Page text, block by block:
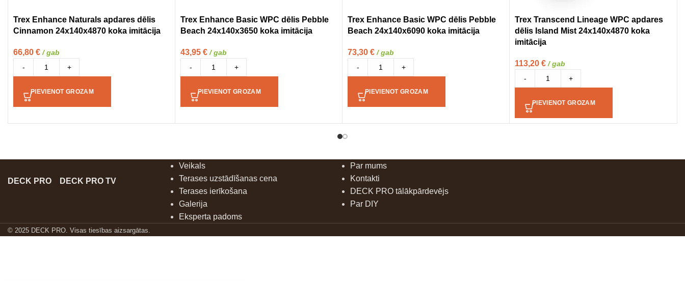
Trex Enhance Naturals apdares dēlis
Cinnamon 24x140x4870 koka imitācija
66,80 € / gab
-
+
PIEVIENOT GROZAM
Trex Enhance Basic WPC dēlis Pebble
Beach 24x140x3650 koka imitācija
43,95 € / gab
-
+
PIEVIENOT GROZAM
Trex Enhance Basic WPC dēlis Pebble
Beach 24x140x6090 koka imitācija
73,30 € / gab
-
+
PIEVIENOT GROZAM
Trex Transcend Lineage WPC apdares
dēlis Island Mist 24x140x4870 koka
imitācija
113,20 € / gab
-
+
PIEVIENOT GROZAM
DECK PRO DECK PRO TV
Veikals
Terases uzstādīšanas cena
Terases ierīkošana
Galerija
Eksperta padoms
Par mums
Kontakti
DECK PRO tālākpārdevējs
Par DIY
© 2025 DECK PRO. Visas tiesības aizsargātas.